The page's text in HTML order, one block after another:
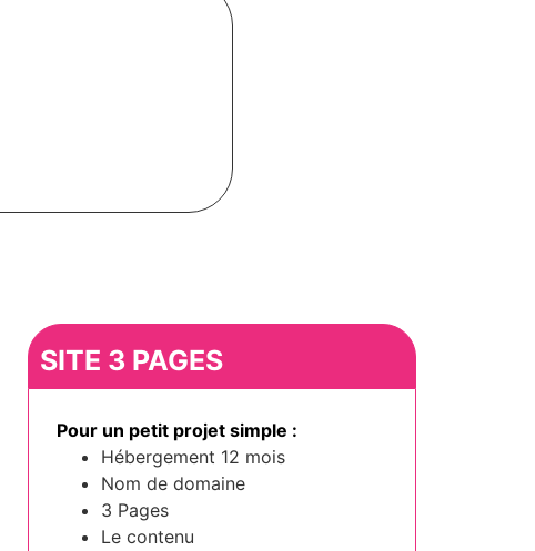
SITE 3 PAGES
Pour un petit projet simple :
Hébergement 12 mois
Nom de domaine
3 Pages
Le contenu